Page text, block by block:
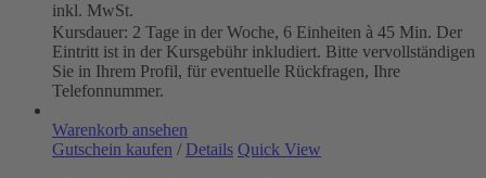
inkl. MwSt.
Kursdauer: 2 Tage in der Woche, 6 Einheiten à 45 Min. Der
Eintritt ist in der Kursgebühr inkludiert. Bitte vervollständigen
Sie in Ihrem Profil, für eventuelle Rückfragen, Ihre
Telefonnummer.
Warenkorb ansehen
Gutschein kaufen / Details Quick View